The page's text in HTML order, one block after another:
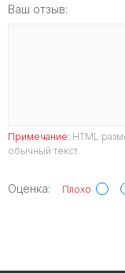
Ваш отзыв:
Примечание: HTML
обычный текст.
Оценка: Плохо